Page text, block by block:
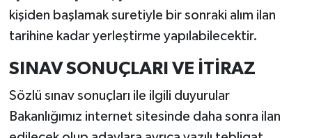
kişiden başlamak suretiyle bir sonraki alım ilan
tarihine kadar yerleştirme yapılabilecektir.
SINAV SONUÇLARI VE İTİRAZ
Sözlü sınav sonuçları ile ilgili duyurular
Bakanlığımız internet sitesinde daha sonra ilan